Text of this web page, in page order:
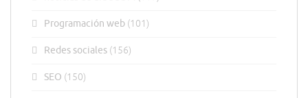
Programación web (101)
Redes sociales (156)
SEO (150)